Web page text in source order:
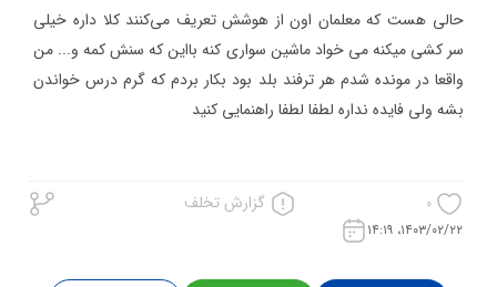
حالی هست که معلمان اون از هوشش تعریف می‌کنند کلا داره خیلی
سر کشی میکنه می خواد ماشین سواری کنه بااین که سنش کمه و... من
واقعا در مونده شدم هر ترفند بلد بود بکار بردم که گرم درس خواندن
بشه ولی فایده نداره لطفا لطفا راهنمایی کنید
0 گزارش تخلف
۱۴۰۳/۰۲/۲۲، ۱۴:۱۹